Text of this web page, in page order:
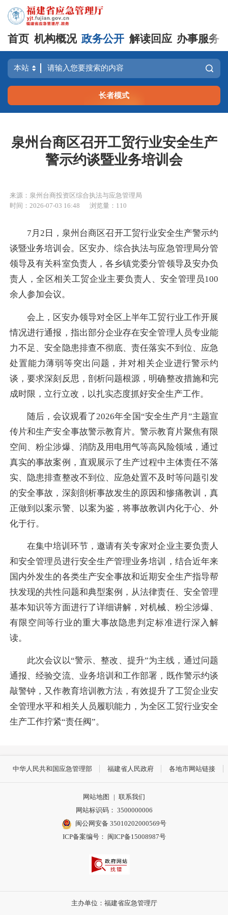
首页 机构概况 政务公开 解读回应 办事服务
长者模式
泉州台商区召开工贸行业安全生产
警示约谈暨业务培训会
来源：泉州台商投资区综合执法与应急管理局
时间：2026-07-03 16:48
浏览量：110
7月2日，泉州台商区召开工贸行业安全生产警示约
谈暨业务培训会。区安办、综合执法与应急管理局分管
领导及有关科室负责人，各乡镇党委分管领导及安办负
责人，全区相关工贸企业主要负责人、安全管理员100
余人参加会议。
会上，区安办领导对全区上半年工贸行业工作开展
情况进行通报，指出部分企业存在安全管理人员专业能
力不足、安全隐患排查不彻底、责任落实不到位、应急
处置能力薄弱等突出问题，并对相关企业进行警示约
谈，要求深刻反思，剖析问题根源，明确整改措施和完
成时限，立行立改，以扎实态度抓好安全生产工作。
随后，会议观看了2026年全国“安全生产月”主题宣
传片和生产安全事故警示教育片。警示教育片聚焦有限
空间、粉尘涉爆、消防及用电用气等高风险领域，通过
真实的事故案例，直观展示了生产过程中主体责任不落
实、隐患排查整改不到位、应急处置不及时等问题引发
的安全事故，深刻剖析事故发生的原因和惨痛教训，真
正做到以案示警、以案为鉴，将事故教训内化于心、外
化于行。
在集中培训环节，邀请有关专家对企业主要负责人
和安全管理员进行安全生产管理业务培训，结合近年来
国内外发生的各类生产安全事故和近期安全生产指导帮
扶发现的共性问题和典型案例，从法律责任、安全管理
基本知识等方面进行了详细讲解，对机械、粉尘涉爆、
有限空间等行业的重大事故隐患判定标准进行深入解
读。
此次会议以“警示、整改、提升”为主线，通过问题
通报、经验交流、业务培训和工作部署，既作警示约谈
敲警钟，又作教育培训教方法，有效提升了工贸企业安
全管理水平和相关人员履职能力，为全区工贸行业安全
生产工作拧紧“责任阀”。
中华人民共和国应急管理部 福建省人民政府 各地市网站链接
网站地图 | 联系我们
网站标识码： 3500000006
闽公网安备 35010202000569号
ICP备案编号： 闽ICP备15008987号
主办单位：福建省应急管理厅